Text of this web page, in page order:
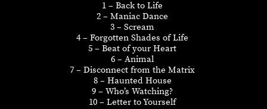
1 – Back to Life
2 – Maniac Dance
3 – Scream
4 – Forgotten Shades of Life
5 – Beat of your Heart
6 – Animal
7 – Disconnect from the Matrix
8 – Haunted House
9 – Who’s Watching?
10 – Letter to Yourself